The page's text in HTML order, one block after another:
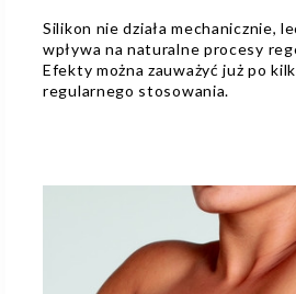
Silikon nie działa mechanicznie,
wpływa na naturalne procesy
Efekty można zauważyć już po
regularnego stosowania.